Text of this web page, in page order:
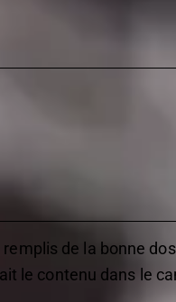
de la bonne
le contenu dans le